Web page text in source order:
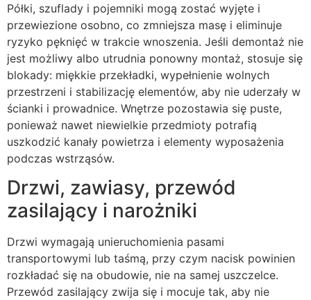
Półki, szuflady i pojemniki mogą zostać wyjęte i
przewiezione osobno, co zmniejsza masę i eliminuje
ryzyko pęknięć w trakcie wnoszenia. Jeśli demontaż nie
jest możliwy albo utrudnia ponowny montaż, stosuje się
blokady: miękkie przekładki, wypełnienie wolnych
przestrzeni i stabilizację elementów, aby nie uderzały w
ścianki i prowadnice. Wnętrze pozostawia się puste,
ponieważ nawet niewielkie przedmioty potrafią
uszkodzić kanały powietrza i elementy wyposażenia
podczas wstrząsów.
Drzwi, zawiasy, przewód
zasilający i narożniki
Drzwi wymagają unieruchomienia pasami
transportowymi lub taśmą, przy czym nacisk powinien
rozkładać się na obudowie, nie na samej uszczelce.
Przewód zasilający zwija się i mocuje tak, aby nie